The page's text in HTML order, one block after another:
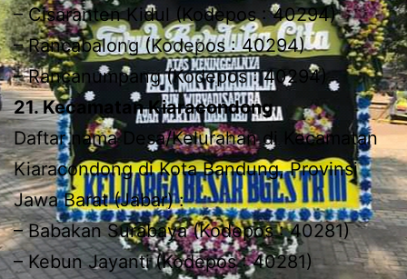
– Cisaranten Kidul (Kodepos : 40294)
– Rancabalong (Kodepos : 40294)
– Rancanumpang (Kodepos : 40294)
21. Kecamatan Kiaracondong
Daftar nama Desa/Kelurahan di Kecamatan
Kiaracondong di Kota Bandung, Provinsi
Jawa Barat (Jabar) :
– Babakan Surabaya (Kodepos : 40281)
– Kebun Jayanti (Kodepos : 40281)